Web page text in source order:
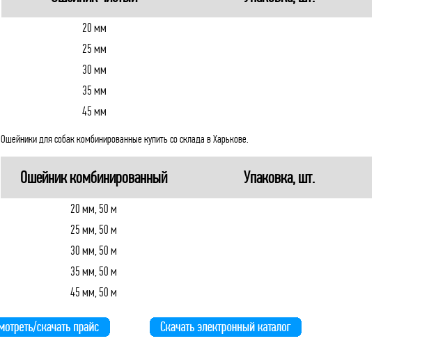
20 мм
25 мм
30 мм
35 мм
45 мм
Ошейники для собак комбинированные купить со склада в Харькове.
Ошейник комбинированный Упаковка, шт.
20 мм, 50 м
25 мм, 50 м
30 мм, 50 м
35 мм, 50 м
45 мм, 50 м